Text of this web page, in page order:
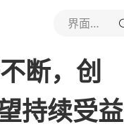
界面新闻
断，创
持续受益